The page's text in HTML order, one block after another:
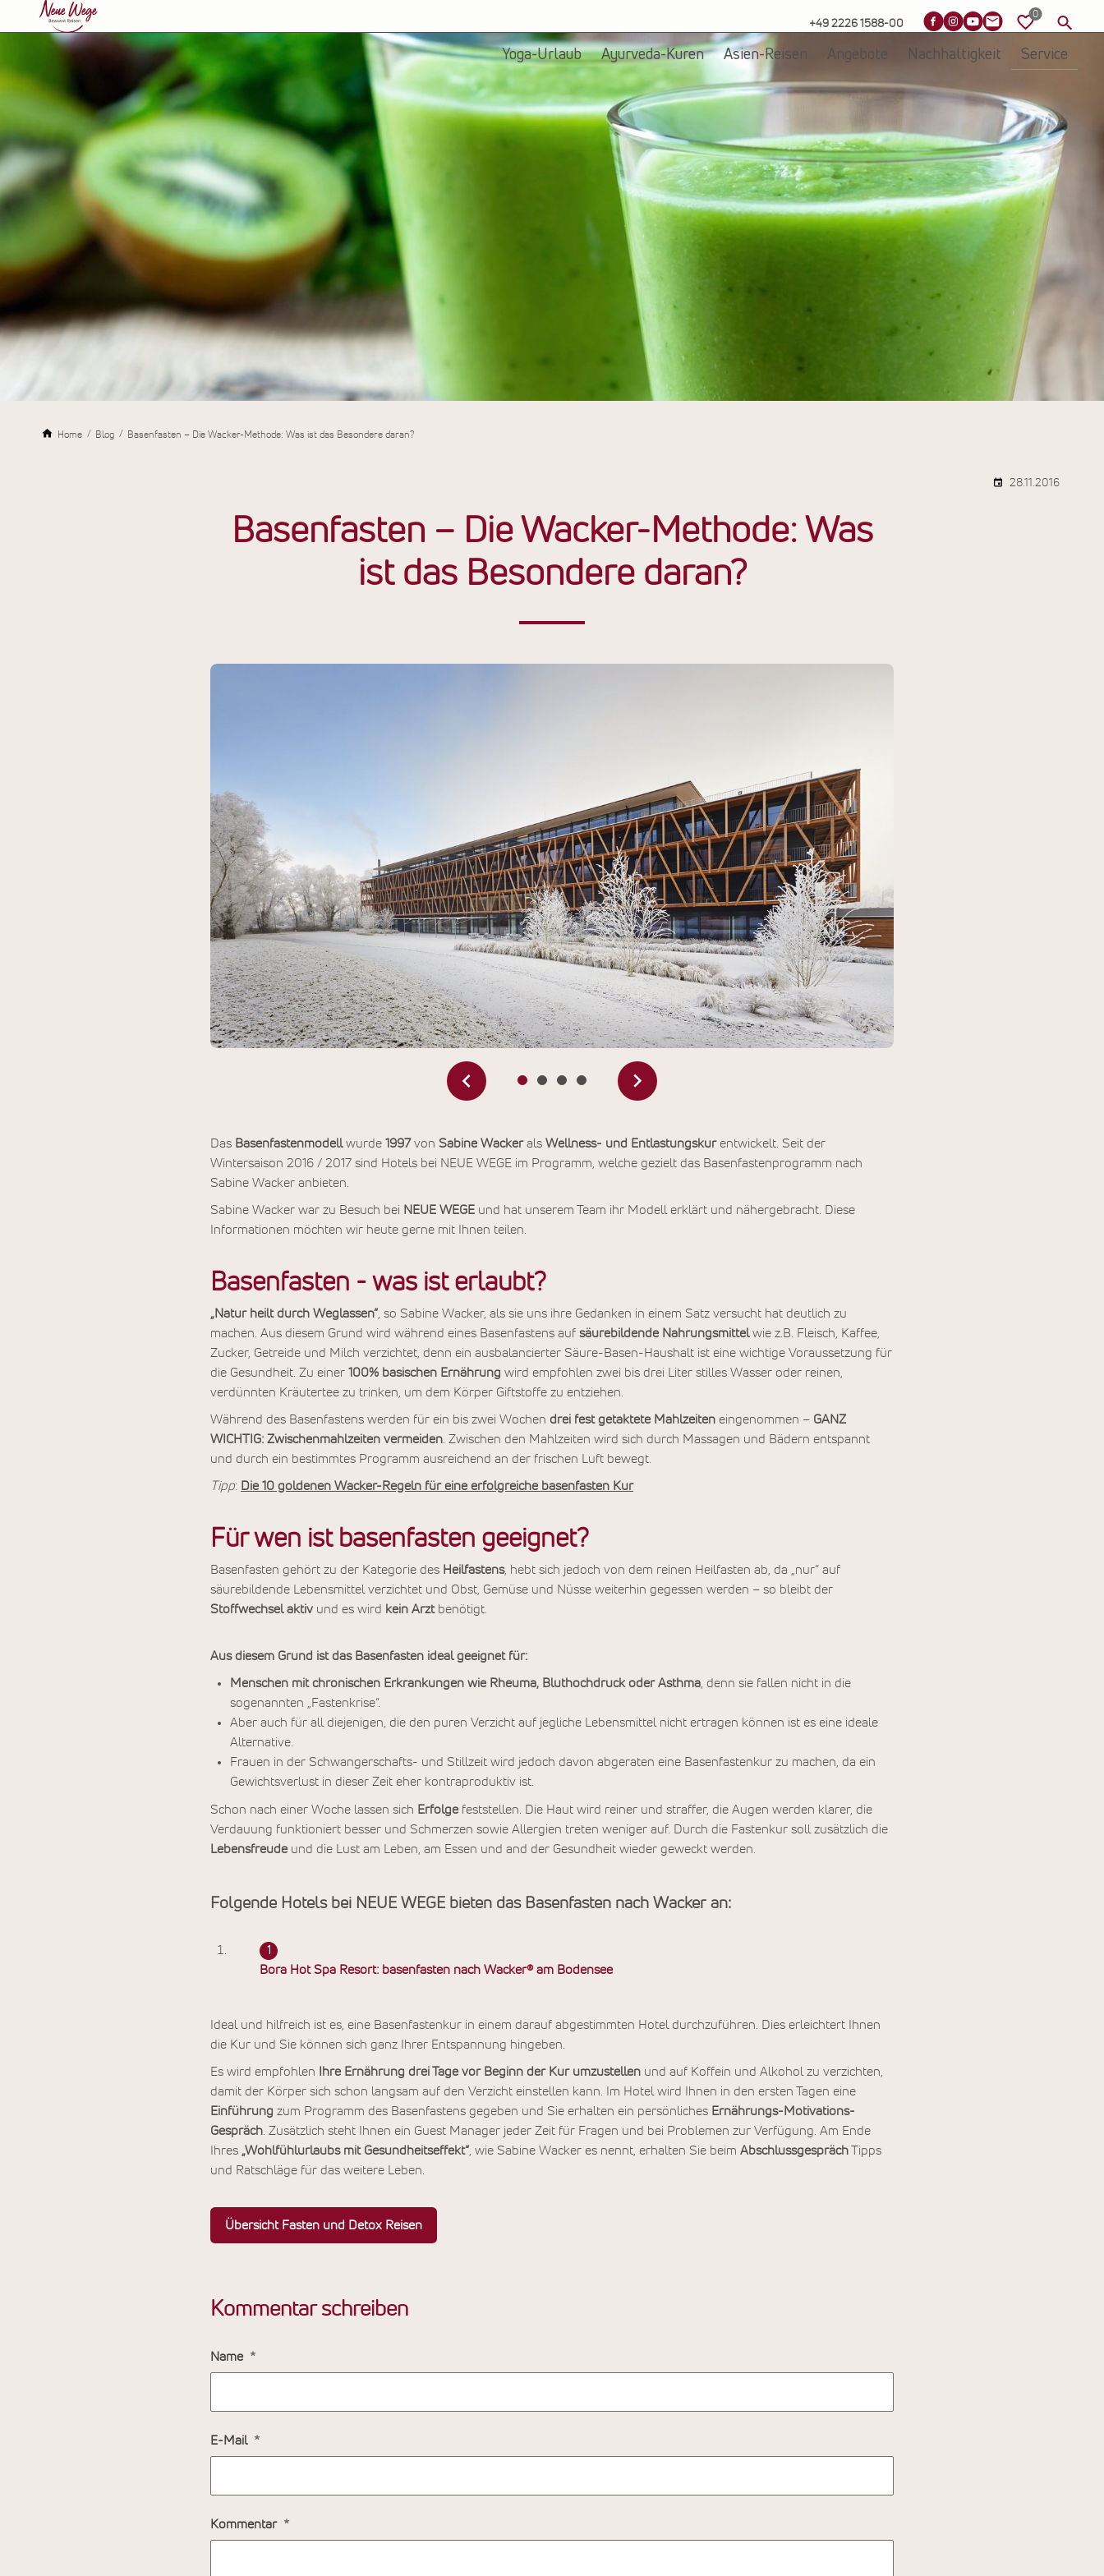
+49 2226 1588-00
Yoga-Urlaub Ayurveda-Kuren Asien-Reisen Angebote Nachhaltigkeit Service
Home Blog Basenfasten – Die Wacker-Methode: Was ist das Besondere daran?
28.11.2016
Basenfasten – Die Wacker-Methode: Was
ist das Besondere daran?
Das Basenfastenmodellwurde 1997von Sabine Wackerals Wellness- und Entlastungskurentwickelt. Seit der
Wintersaison 2016 / 2017 sind Hotels bei NEUE WEGE im Programm, welche gezielt das Basenfastenprogramm nach
Sabine Wacker anbieten.
Sabine Wacker war zu Besuch bei NEUE WEGE und hat unserem Team ihr Modell erklärt und nähergebracht. Diese
Informationen möchten wir heute gerne mit Ihnen teilen.
Basenfasten - was ist erlaubt?
„Natur heilt durch Weglassen“, so Sabine Wacker, als sie uns ihre Gedanken in einem Satz versucht hat deutlich zu
machen. Aus diesem Grund wird während eines Basenfastens auf säurebildende Nahrungsmittelwie z.B. Fleisch, Kaffee,
Zucker, Getreide und Milch verzichtet, denn ein ausbalancierter Säure-Basen-Haushalt ist eine wichtige Voraussetzung für
die Gesundheit. Zu einer 100% basischen Ernährung wird empfohlen zwei bis drei Liter stilles Wasser oder reinen,
verdünnten Kräutertee zu trinken, um dem Körper Giftstoffe zu entziehen.
Während des Basenfastens werden für ein bis zwei Wochen drei fest getaktete Mahlzeiten eingenommen – GANZ
WICHTIG: Zwischenmahlzeiten vermeiden . Zwischen den Mahlzeiten wird sich durch Massagen und Bädern entspannt
und durch ein bestimmtes Programm ausreichend an der frischen Luft bewegt.
Tipp: Die 10 goldenen Wacker-Regeln für eine erfolgreiche basenfasten Kur
Für wen ist basenfasten geeignet?
Basenfasten gehört zu der Kategorie des Heilfastens, hebt sich jedoch von dem reinen Heilfasten ab, da „nur“ auf
säurebildende Lebensmittel verzichtet und Obst, Gemüse und Nüsse weiterhin gegessen werden – so bleibt der
Stoffwechsel aktiv und es wird kein Arztbenötigt.
Aus diesem Grund ist das Basenfasten ideal geeignet für:
Menschen mit chronischen Erkrankungen wie Rheuma, Bluthochdruck oder Asthma , denn sie fallen nicht in die
sogenannten „Fastenkrise“.
Aber auch für all diejenigen, die den puren Verzicht auf jegliche Lebensmittel nicht ertragen können ist es eine ideale
Alternative.
Frauen in der Schwangerschafts- und Stillzeit wird jedoch davon abgeraten eine Basenfastenkur zu machen, da ein
Gewichtsverlust in dieser Zeit eher kontraproduktiv ist.
Schon nach einer Woche lassen sich Erfolge feststellen. Die Haut wird reiner und straffer, die Augen werden klarer, die
Verdauung funktioniert besser und Schmerzen sowie Allergien treten weniger auf. Durch die Fastenkur soll zusätzlich die
Lebensfreude und die Lust am Leben, am Essen und and der Gesundheit wieder geweckt werden.
Folgende Hotels bei NEUE WEGE bieten das Basenfasten nach Wacker an:
Bora Hot Spa Resort: basenfasten nach Wacker® am Bodensee
Ideal und hilfreich ist es, eine Basenfastenkur in einem darauf abgestimmten Hotel durchzuführen. Dies erleichtert Ihnen
die Kur und Sie können sich ganz Ihrer Entspannung hingeben.
Es wird empfohlen Ihre Ernährung drei Tage vor Beginn der Kur umzustellen und auf Koffein und Alkohol zu verzichten,
damit der Körper sich schon langsam auf den Verzicht einstellen kann. Im Hotel wird Ihnen in den ersten Tagen eine
Einführung zum Programm des Basenfastens gegeben und Sie erhalten ein persönliches Ernährungs-Motivations-
Gespräch . Zusätzlich steht Ihnen ein Guest Manager jeder Zeit für Fragen und bei Problemen zur Verfügung. Am Ende
Ihres „Wohlfühlurlaubs mit Gesundheitseffekt“ , wie Sabine Wacker es nennt, erhalten Sie beim AbschlussgesprächTipps
und Ratschläge für das weitere Leben.
Übersicht Fasten und Detox Reisen
Kommentar schreiben
Name
E-Mail
Kommentar